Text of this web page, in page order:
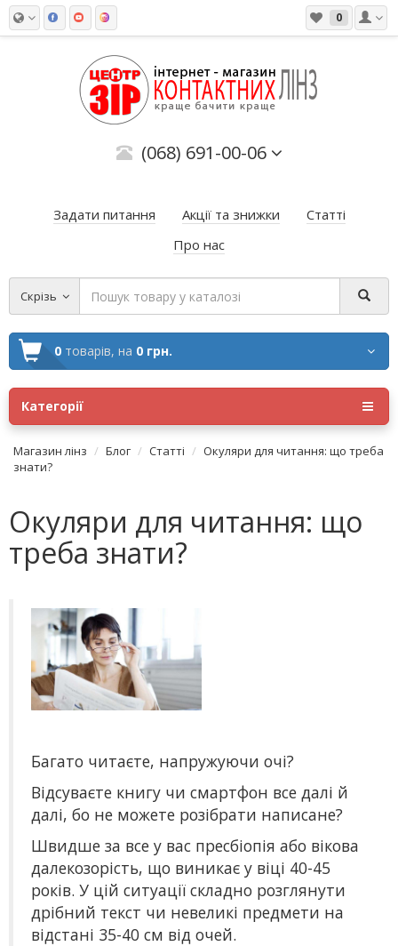
0
(068) 691-00-06
Задати питання Акції та знижки
Статті
Про нас
Скрізь
0 товарів, на 0 грн.
Категорії
Магазин лінз Блог Статті
Окуляри для читання: що треба
знати?
Окуляри для читання: що
треба знати?
Багато читаєте, напружуючи очі?
Відсуваєте книгу чи смартфон все далі й
далі, бо не можете розібрати написане?
Швидше за все у вас пресбіопія або вікова
далекозорість, що виникає у віці 40-45
років. У цій ситуації складно розглянути
дрібний текст чи невеликі предмети на
відстані 35-40 см від очей.